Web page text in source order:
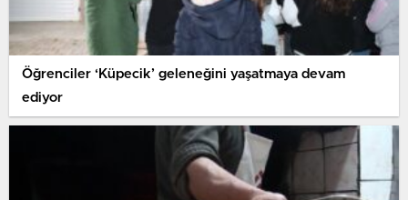
Öğrenciler ‘Küpecik’ geleneğini yaşatmaya devam
ediyor